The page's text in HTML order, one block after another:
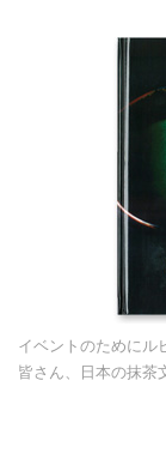
イベントのためにル
皆さん、日本の抹茶